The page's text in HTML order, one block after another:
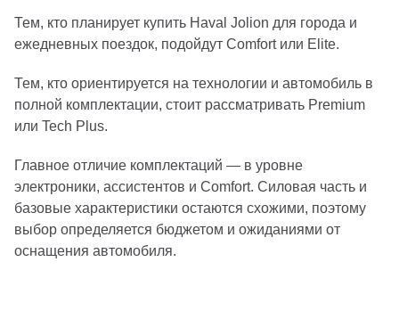
Тем, кто планирует купить Haval Jolion для города и
ежедневных поездок, подойдут Comfort или Elite.
Тем, кто ориентируется на технологии и автомобиль в
полной комплектации, стоит рассматривать Premium
или Tech Plus.
Главное отличие комплектаций — в уровне
электроники, ассистентов и Comfort. Силовая часть и
базовые характеристики остаются схожими, поэтому
выбор определяется бюджетом и ожиданиями от
оснащения автомобиля.